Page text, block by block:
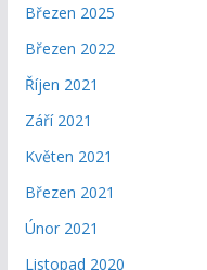
Březen 2025
Březen 2022
Říjen 2021
Září 2021
Květen 2021
Březen 2021
Únor 2021
Listopad 2020